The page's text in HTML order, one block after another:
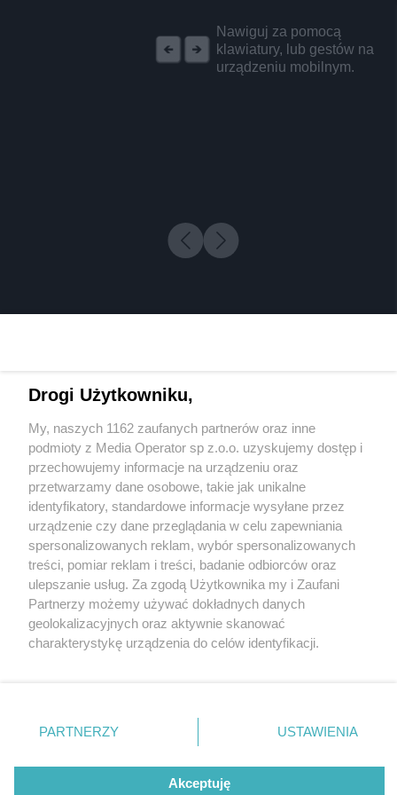
Nawiguj za pomocą
klawiatury, lub gestów na
urządzeniu mobilnym.
2 / 0
Wydawca mediów lokalnych
Nie zapomnij
zapoznać się z:
polityką prywatności
Twojemiasto
Piekary Śląskie
Chorzów
Tarnowskie Góry
Gliwice
Skontakuj sięz nami
Kontakt
Redakcja
Newsletter
Drogi Użytkowniku,
My, naszych 1162 zaufanych partnerów oraz inne
podmioty z Media Operator sp z.o.o. uzyskujemy dostęp i
przechowujemy informacje na urządzeniu oraz
przetwarzamy dane osobowe, takie jak unikalne
identyfikatory, standardowe informacje wysyłane przez
urządzenie czy dane przeglądania w celu zapewniania
spersonalizowanych reklam, wybór spersonalizowanych
treści, pomiar reklam i treści, badanie odbiorców oraz
ulepszanie usług. Za zgodą Użytkownika my i Zaufani
Partnerzy możemy używać dokładnych danych
geolokalizacyjnych oraz aktywnie skanować
charakterystykę urządzenia do celów identyfikacji.
zmienić/wycofać klikając przycisk ustawień prywatności
znajdujący się w lewym dolnym rogu strony
rodzaje przetwarzania danych nie wymagają zgody
użytkownika, ale masz prawo sprzeciwić się takiemu
PARTNERZY USTAWIENIA
Akceptuję